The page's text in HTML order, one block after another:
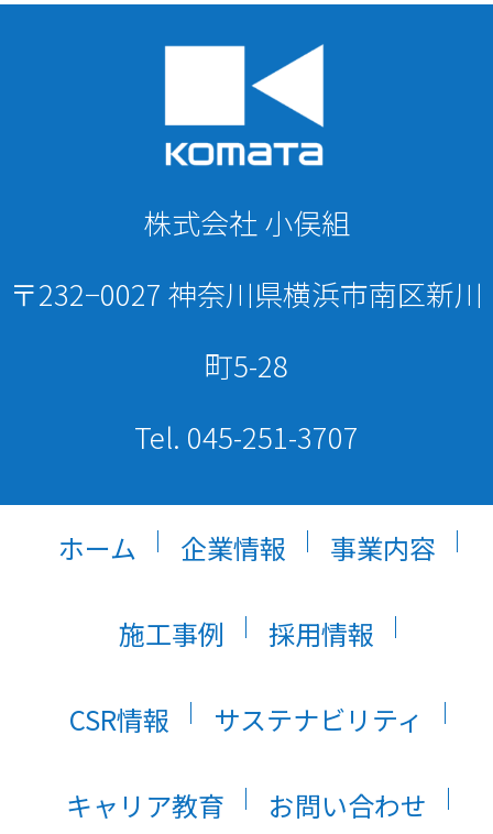
株式会社 小俣組
〒232−0027 神奈川県横浜市南区新川
町5-28
Tel. 045-251-3707
ホーム 企業情報 事業内容
施工事例 採用情報
CSR情報 サステナビリティ
キャリア教育 お問い合わせ